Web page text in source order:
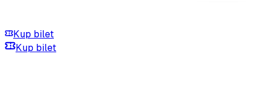
Kup bilet
Kup bilet